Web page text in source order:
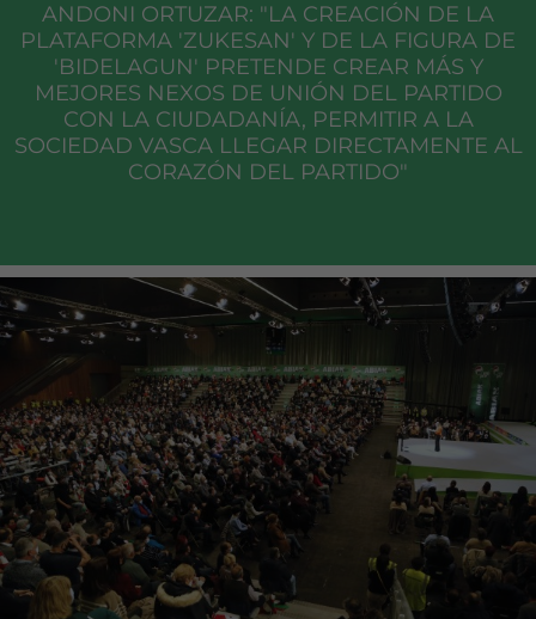
ANDONI ORTUZAR: "LA CREACIÓN DE LA
PLATAFORMA 'ZUKESAN' Y DE LA FIGURA DE
'BIDELAGUN' PRETENDE CREAR MÁS Y
MEJORES NEXOS DE UNIÓN DEL PARTIDO
CON LA CIUDADANÍA, PERMITIR A LA
SOCIEDAD VASCA LLEGAR DIRECTAMENTE AL
CORAZÓN DEL PARTIDO"